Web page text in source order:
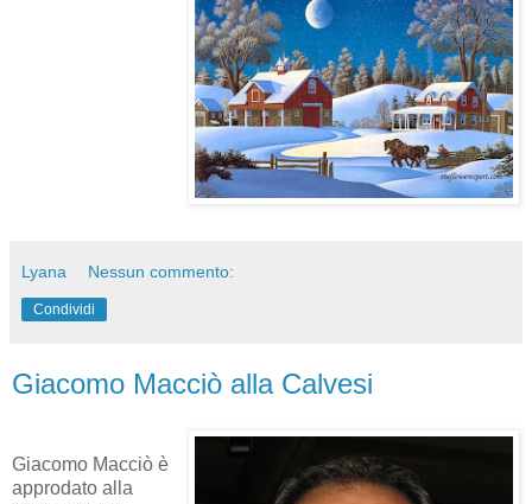
Lyana Nessun commento:
Condividi
Giacomo Macciò alla Calvesi
Giacomo Macciò è
approdato alla